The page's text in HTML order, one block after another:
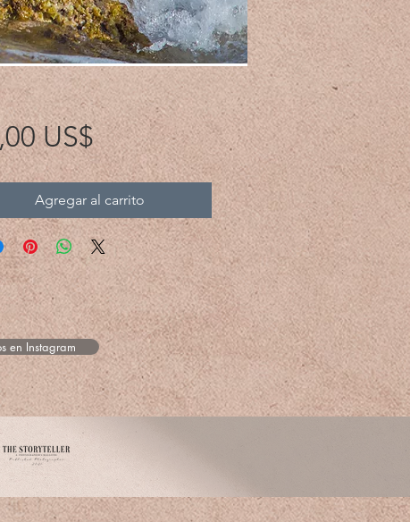
US$Precio
Agregar al carrito
en Instagram